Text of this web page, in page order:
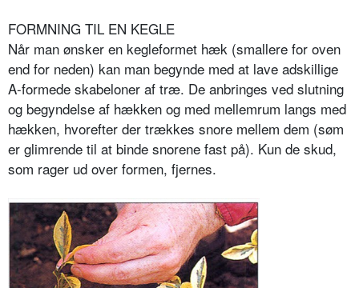
FORMNING TIL EN KEGLE
Når man ønsker en kegleformet hæk (smallere for oven
end for neden) kan man begynde med at lave adskillige
A-formede skabeloner af træ. De anbringes ved slutning
og begyndelse af hækken og med mellemrum langs med
hækken, hvorefter der trækkes snore mellem dem (søm
er glimrende til at binde snorene fast på). Kun de skud,
som rager ud over formen, fjernes.